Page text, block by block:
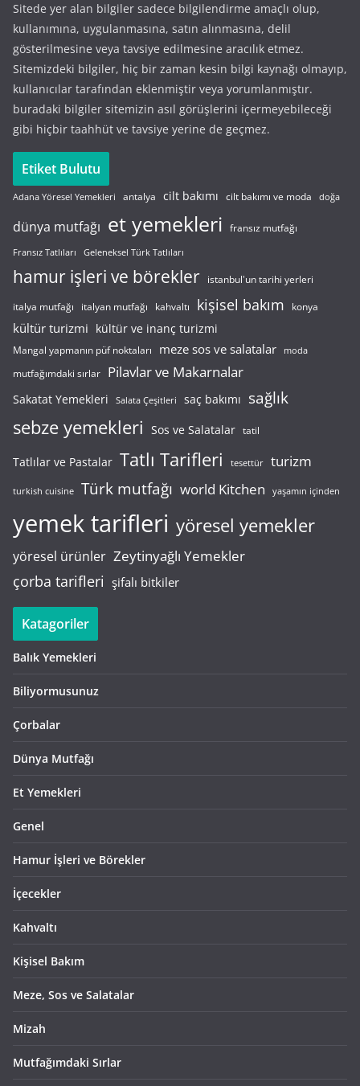
Sitede yer alan bilgiler sadece bilgilendirme amaçlı olup,
kullanımına, uygulanmasına, satın alınmasına, delil
gösterilmesine veya tavsiye edilmesine aracılık etmez.
Sitemizdeki bilgiler, hiç bir zaman kesin bilgi kaynağı olmayıp,
kullanıcılar tarafından eklenmiştir veya yorumlanmıştır.
buradaki bilgiler sitemizin asıl görüşlerini içermeyebileceği
gibi hiçbir taahhüt ve tavsiye yerine de geçmez.
Etiket Bulutu
Adana Yöresel Yemekleri antalya cilt bakımı cilt bakımı ve moda doğa
dünya mutfağı et yemekleri fransız mutfağı
Fransız Tatlıları Geleneksel Türk Tatlıları
hamur işleri ve börekler istanbul'un tarihi yerleri
italya mutfağı italyan mutfağı kahvaltı kişisel bakım konya
kültür turizmi kültür ve inanç turizmi
Mangal yapmanın püf noktaları meze sos ve salatalar moda
mutfağımdaki sırlar Pilavlar ve Makarnalar
Sakatat Yemekleri Salata Çeşitleri saç bakımı sağlık
sebze yemekleri Sos ve Salatalar tatil
Tatlılar ve Pastalar Tatlı Tarifleri tesettür turizm
turkish cuisine Türk mutfağı world Kitchen yaşamın içinden
yemek tarifleri yöresel yemekler
yöresel ürünler Zeytinyağlı Yemekler
çorba tarifleri şifalı bitkiler
Katagoriler
Balık Yemekleri
Biliyormusunuz
Çorbalar
Dünya Mutfağı
Et Yemekleri
Genel
Hamur İşleri ve Börekler
İçecekler
Kahvaltı
Kişisel Bakım
Meze, Sos ve Salatalar
Mizah
Mutfağımdaki Sırlar